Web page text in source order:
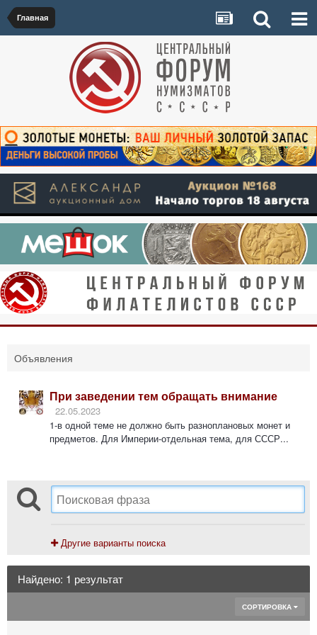
Главная
Объявления
При заведении тем обращать внимание
22.05.2023
1-в одной теме не должно быть разноплановых монет и
предметов. Для Империи-отдельная тема, для СССР...
Другие варианты поиска
Найдено: 1 результат
СОРТИРОВКА